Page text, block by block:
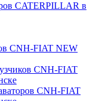
CATERPILLAR в
CNH-FIAT NEW
CNH-FIAT
CNH-FIAT